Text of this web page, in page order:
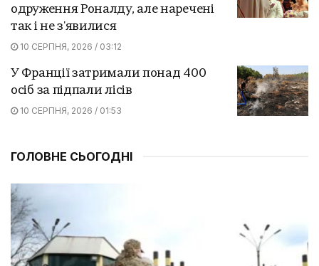
одруження Роналду, але наречені
так і не з'явилися
10 СЕРПНЯ, 2026 / 03:12
У Франції затримали понад 400
осіб за підпали лісів
10 СЕРПНЯ, 2026 / 01:53
ГОЛОВНЕ СЬОГОДНІ